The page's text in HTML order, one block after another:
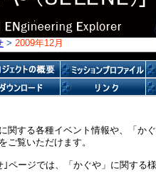
> 2009年12月
に関する各種イベント情報や、「か
ご覧いただけます。
｣ページでは、「かぐや」に関する